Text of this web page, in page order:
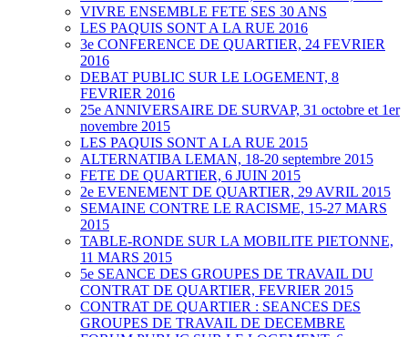
VIVRE ENSEMBLE FETE SES 30 ANS
LES PAQUIS SONT A LA RUE 2016
3e CONFERENCE DE QUARTIER, 24 FEVRIER
2016
DEBAT PUBLIC SUR LE LOGEMENT, 8
FEVRIER 2016
25e ANNIVERSAIRE DE SURVAP, 31 octobre et 1er
novembre 2015
LES PAQUIS SONT A LA RUE 2015
ALTERNATIBA LEMAN, 18-20 septembre 2015
FETE DE QUARTIER, 6 JUIN 2015
2e EVENEMENT DE QUARTIER, 29 AVRIL 2015
SEMAINE CONTRE LE RACISME, 15-27 MARS
2015
TABLE-RONDE SUR LA MOBILITE PIETONNE,
11 MARS 2015
5e SEANCE DES GROUPES DE TRAVAIL DU
CONTRAT DE QUARTIER, FEVRIER 2015
CONTRAT DE QUARTIER : SEANCES DES
GROUPES DE TRAVAIL DE DECEMBRE